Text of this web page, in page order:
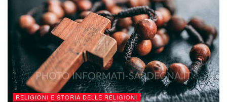
RELIGIONI E STORIA DELLE RELIGIONI